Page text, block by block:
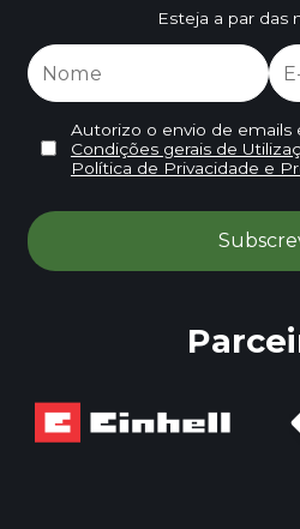
Esteja a par das
Autorizo o envio de emails
Condições gerais de
Política de Privacidade e